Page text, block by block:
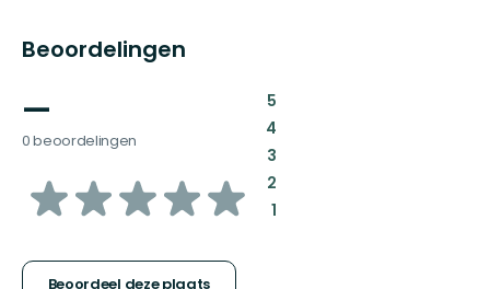
Beoordelingen
—
0 beoordelingen
van
Beoordeel deze plaats
5:
4:
3:
2:
1: